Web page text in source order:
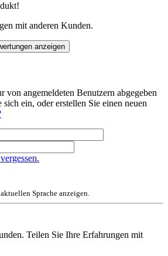
mit anderen Kunden.
anzeigen
von angemeldeten Benutzern abgegeben
ein, oder erstellen Sie einen neuen
Sprache anzeigen.
Teilen Sie Ihre Erfahrungen mit